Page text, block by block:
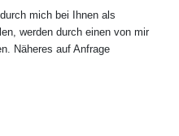
mich bei Ihnen als
werden durch einen von mir
Näheres auf Anfrage